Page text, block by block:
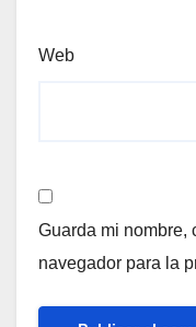
Web
Guarda mi nombre,
navegador para la